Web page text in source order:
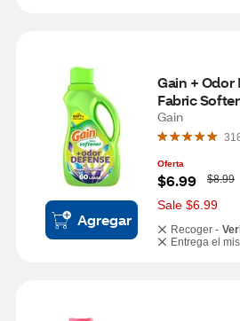
Agregar
Gain + Odor
Fabric
Blast Scent,
Gain
Oferta
$6.99
W
a
s
$8.99
Sale $6.99
Recoger -
Entrega el